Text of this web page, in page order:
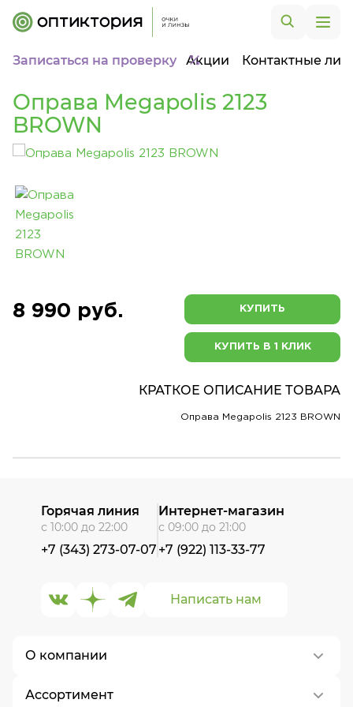
Записаться на проверку Акции Контактные
Оправа Megapolis 2123
BROWN
8 990 руб. КУПИТЬ
КУПИТЬ В 1 КЛИК
КРАТКОЕ ОПИСАНИЕ ТОВАРА
Оправа Megapolis 2123 BROWN
О компании
О нас
Ассортимент
Написать нам
Горячая линия
с 10:00 до 22:00
+7 (343) 273-07-07
Интернет-магазин
с 09:00 до 21:00
+7 (922) 113-33-77